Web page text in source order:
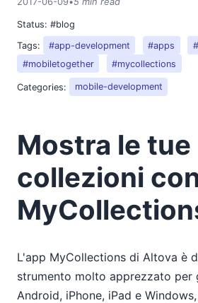
Status: #blog
Tags:
#app-development #apps
#mobiletogether
#mycollections
Categories: mobile-development
Mostra le tue
collezioni
L'app MyCollections di Altova è
strumento molto apprezzato per
Android, iPhone, iPad e